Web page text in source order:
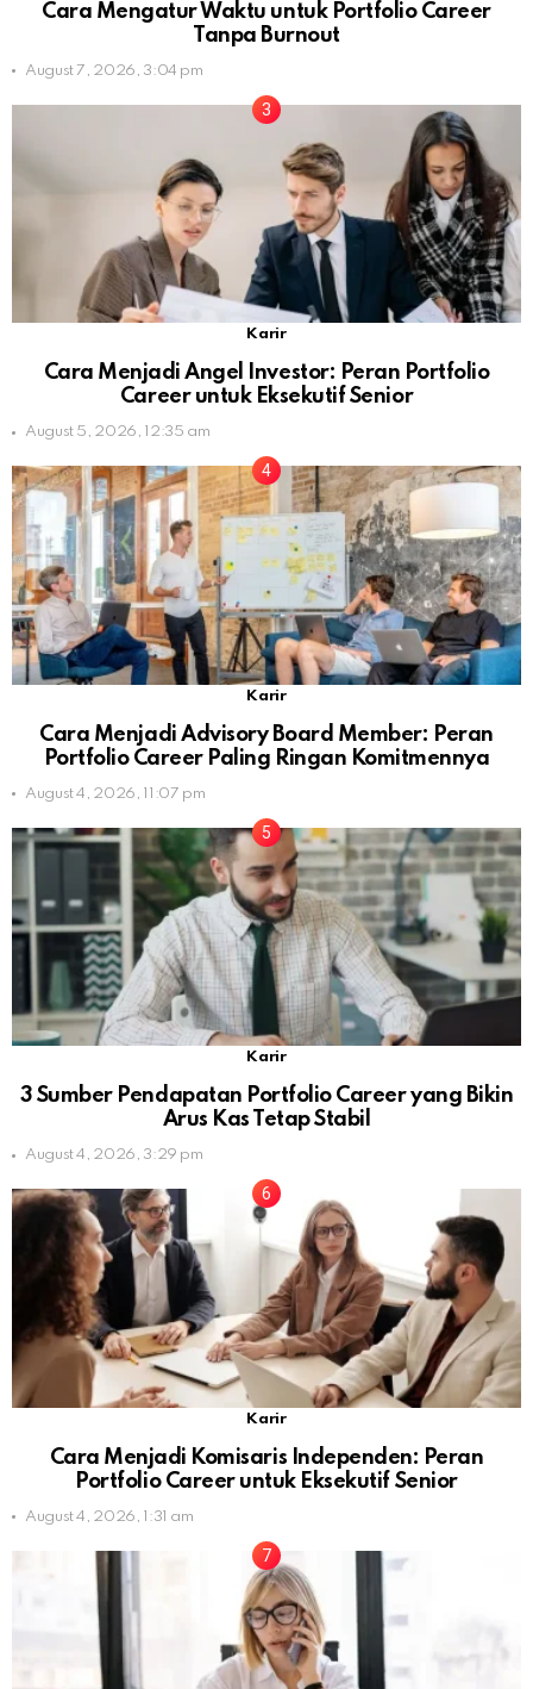
Cara Mengatur Waktu untuk Portfolio Career
Tanpa Burnout
August 7, 2026, 3:04 pm
Karir
Cara Menjadi Angel Investor: Peran Portfolio
Career untuk Eksekutif Senior
August 5, 2026, 12:35 am
Karir
Cara Menjadi Advisory Board Member: Peran
Portfolio Career Paling Ringan Komitmennya
August 4, 2026, 11:07 pm
Karir
3 Sumber Pendapatan Portfolio Career yang Bikin
Arus Kas Tetap Stabil
August 4, 2026, 3:29 pm
Karir
Cara Menjadi Komisaris Independen: Peran
Portfolio Career untuk Eksekutif Senior
August 4, 2026, 1:31 am